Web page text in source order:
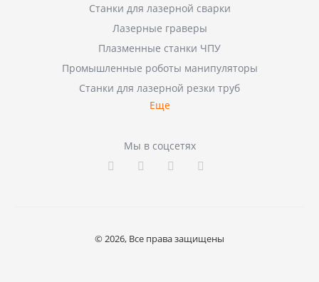
Станки для лазерной сварки
Лазерные граверы
Плазменные станки ЧПУ
Промышленные роботы манипуляторы
Станки для лазерной резки труб
Еще
Мы в соцсетях
© 2026, Все права защищены